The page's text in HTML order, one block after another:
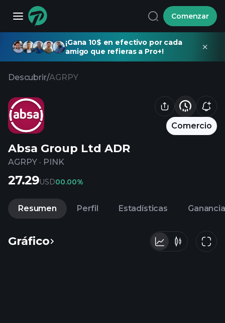
Comenzar
¡Gana 10$ en efectivo por cada
amigo que refieras a Pro+!
Descubrir/AGRPY
Comercio
Absa Group Ltd ADR
AGRPY · PINK
27.29USD00.00%
Resumen Perfil Estadísticas
Gráfico